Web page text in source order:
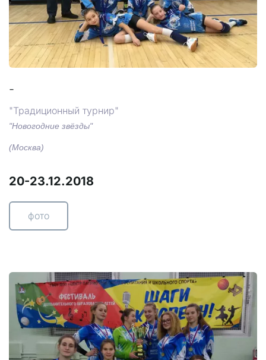
-
"Традиционный турнир"
"Новогодние звёзды"
(Москва)
20-23.12.2018
фото